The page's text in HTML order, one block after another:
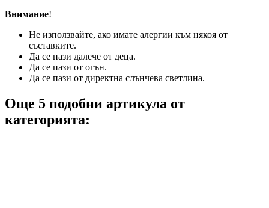
Внимание!
Не използвайте, ако имате алергии към някоя от
съставките.
Да се пази далече от деца.
Да се пази от огън.
Да се пази от директна слънчева светлина.
Още 5 подобни артикула от
категорията: